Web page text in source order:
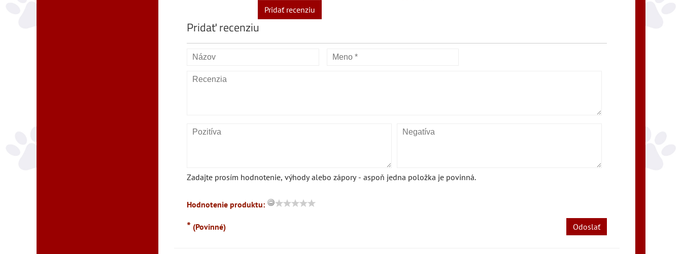
Pridať recenziu
Pridať recenziu
Zadajte prosím hodnotenie, výhody alebo zápory - aspoň jedna položka je povinná.
Hodnotenie produktu:
* (Povinné) Odoslať